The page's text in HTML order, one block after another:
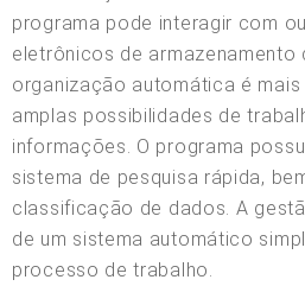
programa pode interagir com
eletrônicos de armazenamento
organização automática é
amplas possibilidades de
informações. O programa
sistema de pesquisa rápida,
classificação de dados. A
de um sistema automático
processo de trabalho.